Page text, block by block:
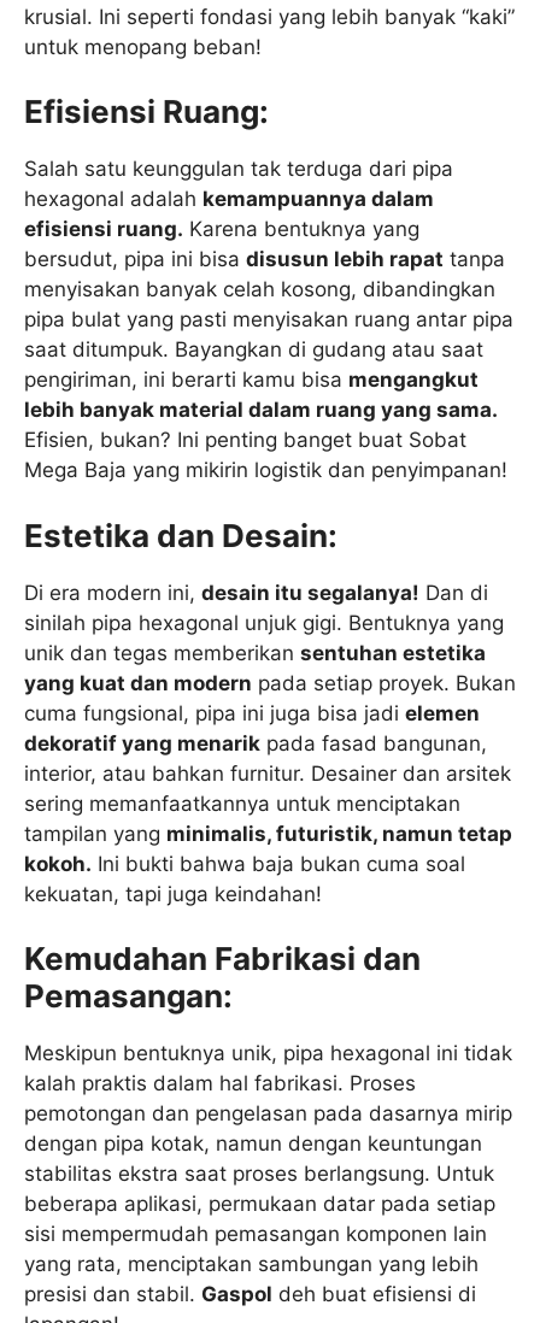
krusial. Ini seperti fondasi yang lebih banyak “kaki”
untuk menopang beban!
Efisiensi Ruang:
Salah satu keunggulan tak terduga dari pipa
hexagonal adalah kemampuannya dalam
efisiensi ruang. Karena bentuknya yang
bersudut, pipa ini bisa disusun lebih rapat tanpa
menyisakan banyak celah kosong, dibandingkan
pipa bulat yang pasti menyisakan ruang antar pipa
saat ditumpuk. Bayangkan di gudang atau saat
pengiriman, ini berarti kamu bisa mengangkut
lebih banyak material dalam ruang yang sama.
Efisien, bukan? Ini penting banget buat Sobat
Mega Baja yang mikirin logistik dan penyimpanan!
Estetika dan Desain:
Di era modern ini, desain itu segalanya! Dan di
sinilah pipa hexagonal unjuk gigi. Bentuknya yang
unik dan tegas memberikan sentuhan estetika
yang kuat dan modern pada setiap proyek. Bukan
cuma fungsional, pipa ini juga bisa jadi elemen
dekoratif yang menarik pada fasad bangunan,
interior, atau bahkan furnitur. Desainer dan arsitek
sering memanfaatkannya untuk menciptakan
tampilan yang minimalis, futuristik, namun tetap
kokoh. Ini bukti bahwa baja bukan cuma soal
kekuatan, tapi juga keindahan!
Kemudahan Fabrikasi dan
Pemasangan:
Meskipun bentuknya unik, pipa hexagonal ini tidak
kalah praktis dalam hal fabrikasi. Proses
pemotongan dan pengelasan pada dasarnya mirip
dengan pipa kotak, namun dengan keuntungan
stabilitas ekstra saat proses berlangsung. Untuk
beberapa aplikasi, permukaan datar pada setiap
sisi mempermudah pemasangan komponen lain
yang rata, menciptakan sambungan yang lebih
presisi dan stabil. Gaspol deh buat efisiensi di